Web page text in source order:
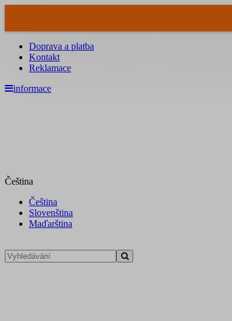
Doprava a platba
Kontakt
Reklamace
informace
Čeština
Čeština
Slovenština
Maďarština